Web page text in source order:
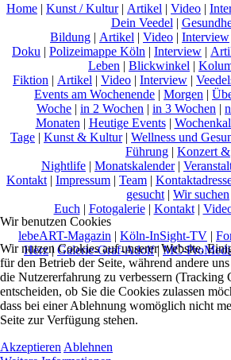
Home | Kunst / Kultur| Artikel | Video |
Dein Veedel |
Bildung | Artikel | Video | Interview
Doku | Polizeimappe Köln | Interview |
Leben | Blickwinkel |
Fiktion | Artikel | Video | Interview |
Events am Wochenende | Morgen |
Woche | in 2 Wochen | in 3 Wochen |
Monaten | Heutige Events|
Tage | Kunst & Kultur| Wellness und
Führung | Konzert &
Nightlife | Monatskalender|
Kontakt | Impressum | Team |
gesucht | Wir suchen
Euch | Fotogalerie| Kontakt|
lebeART-Magazin | Köln-InSight-TV |
Herz|Galerie-Graf-Adolf|MC-
Wir benutzen Cookies
Wir nutzen Cookies auf unserer Website.
für den Betrieb der Seite, während andere
die Nutzererfahrung zu verbessern (Tracking
entscheiden, ob Sie die Cookies zulassen
dass bei einer Ablehnung womöglich nicht
Seite zur Verfügung stehen.
Akzeptieren Ablehnen